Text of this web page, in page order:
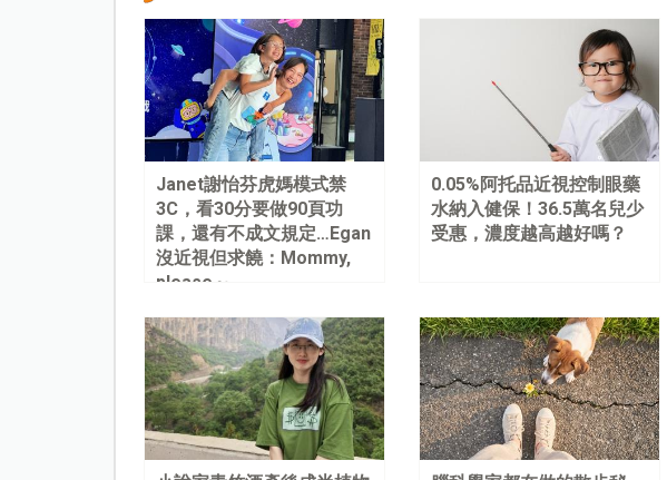
Janet謝怡芬虎媽模式禁
3C，看30分要做90頁功
課，還有不成文規定…Egan
沒近視但求饒：Mommy,
please～
0.05%阿托品近視控制眼藥
水納入健保！36.5萬名兒少
受惠，濃度越高越好嗎？